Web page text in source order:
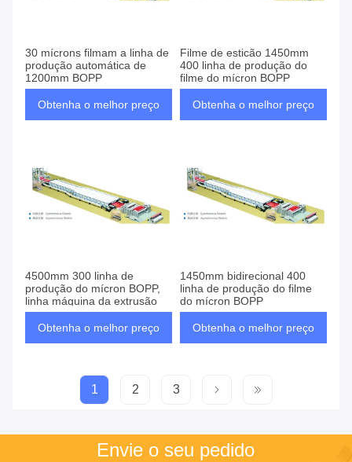
30 mícrons filmam a linha de
produção automática de
1200mm BOPP
Obtenha o melhor preço
Filme de esticão 1450mm
400 linha de produção do
filme do mícron BOPP
Obtenha o melhor preço
4500mm 300 linha de
produção do mícron BOPP,
linha máquina da extrusão
Obtenha o melhor preço
1450mm bidirecional 400
linha de produção do filme
do mícron BOPP
Obtenha o melhor preço
1 2 3
Envie o seu pedido